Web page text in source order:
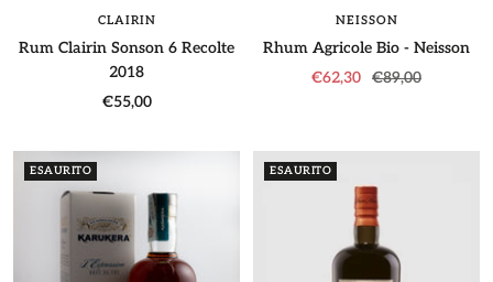
CLAIRIN
Rum Clairin Sonson 6 Recolte
2018
Prezzo
vendita
€55,00
NEISSON
Rhum Agricole Bio - Neisson
Prezzo
€62,30 Prezzo
€89,00
ESAURITO ESAURITO